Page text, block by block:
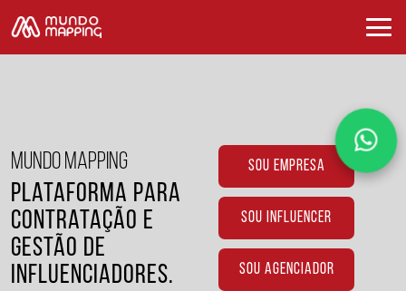
MUNDO MAPPING
Plataforma para
Contratação e
Gestão de
Influenciadores.
SOU EMPRESA
SOU INFLUENCER
SOU AGENCIADOR